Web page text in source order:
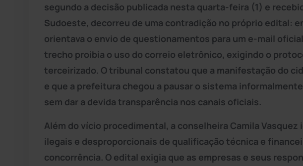
segundo a decisão publicada nesta quarta-feira (1) e
Sudoeste, decorreu de uma contradição no próprio edital:
orientava o envio de questionamentos para um e-mail
trecho proibia o uso do correio eletrônico, exigindo o
terceirizado. O tribunal constatou que a manifestação do
e que a prefeitura chegou a pausar o sistema
sem dar a devida transparência nos canais oficiais.
Além do vício procedimental, a conselheira Camila
ilegais e desproporcionais de qualificação técnica e
concorrência. O edital exigia que as empresas e seus